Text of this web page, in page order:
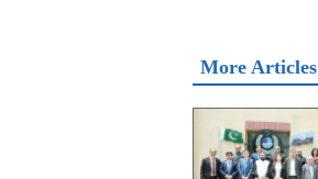
More Articles